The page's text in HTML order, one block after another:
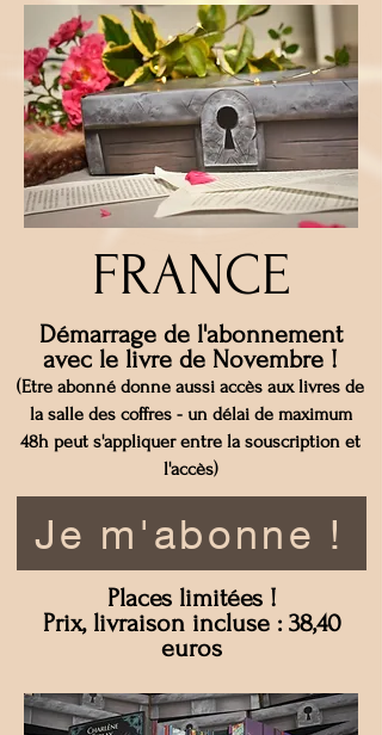
FRANCE
Démarrage de l'abonnement
avec le livre de Novembre !
(Etre abonné donne aussi accès aux livres de
la salle des coffres - un délai de maximum
48h peut s'appliquer entre la souscription et
l'accès)
Je m'abonne !
Places limitées !
Prix, livraison incluse : 38,40
euros